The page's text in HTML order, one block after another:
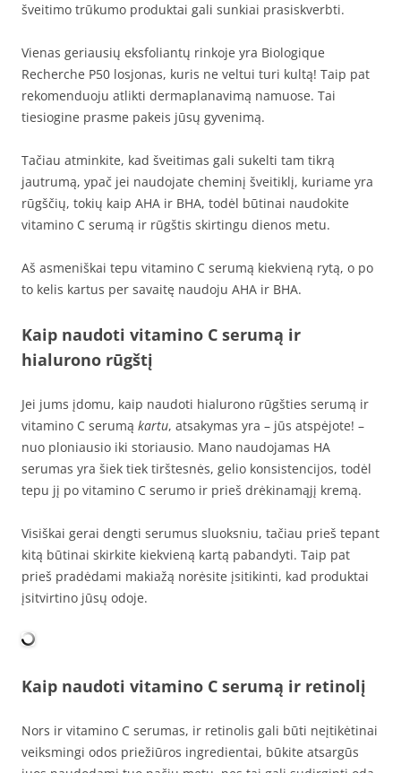
šveitimo trūkumo produktai gali sunkiai prasiskverbti.
Vienas geriausių eksfoliantų rinkoje yra Biologique
Recherche P50 losjonas, kuris ne veltui turi kultą! Taip pat
rekomenduoju atlikti dermaplanavimą namuose. Tai
tiesiogine prasme pakeis jūsų gyvenimą.
Tačiau atminkite, kad šveitimas gali sukelti tam tikrą
jautrumą, ypač jei naudojate cheminį šveitiklį, kuriame yra
rūgščių, tokių kaip AHA ir BHA, todėl būtinai naudokite
vitamino C serumą ir rūgštis skirtingu dienos metu.
Aš asmeniškai tepu vitamino C serumą kiekvieną rytą, o po
to kelis kartus per savaitę naudoju AHA ir BHA.
Kaip naudoti vitamino C serumą ir
hialurono rūgštį
Jei jums įdomu, kaip naudoti hialurono rūgšties serumą ir
vitamino C serumą kartu, atsakymas yra – jūs atspėjote! –
nuo ​​ploniausio iki storiausio. Mano naudojamas HA
serumas yra šiek tiek tirštesnės, gelio konsistencijos, todėl
tepu jį po vitamino C serumo ir prieš drėkinamąjį kremą.
Visiškai gerai dengti serumus sluoksniu, tačiau prieš tepant
kitą būtinai skirkite kiekvieną kartą pabandyti. Taip pat
prieš pradėdami makiažą norėsite įsitikinti, kad produktai
įsitvirtino jūsų odoje.
Kaip naudoti vitamino C serumą ir retinolį
Nors ir vitamino C serumas, ir retinolis gali būti neįtikėtinai
veiksmingi odos priežiūros ingredientai, būkite atsargūs